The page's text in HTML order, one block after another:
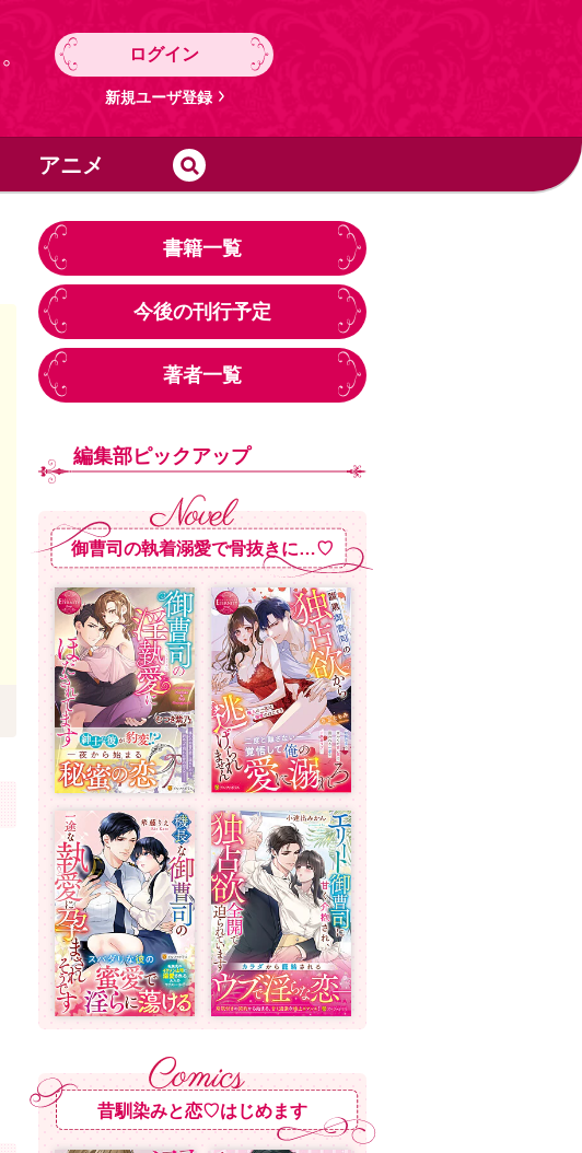
ログイン
新規ユーザ登録
アニメ
書籍一覧
今後の刊行予定
著者一覧
編集部ピックアップ
御曹司の執着溺愛で骨抜きに…♡
昔馴染みと恋♡はじめます